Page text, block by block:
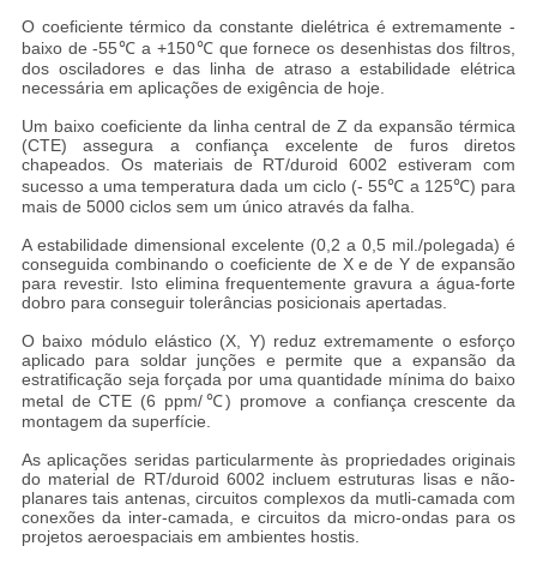
O coeficiente térmico da constante dielétrica é extremamente -
baixo de -55℃ a +150℃ que fornece os desenhistas dos filtros,
dos osciladores e das linha de atraso a estabilidade elétrica
necessária em aplicações de exigência de hoje.
Um baixo coeficiente da linha central de Z da expansão térmica
(CTE) assegura a confiança excelente de furos diretos
chapeados. Os materiais de RT/duroid 6002 estiveram com
sucesso a uma temperatura dada um ciclo (- 55℃ a 125℃) para
mais de 5000 ciclos sem um único através da falha.
A estabilidade dimensional excelente (0,2 a 0,5 mil./polegada) é
conseguida combinando o coeficiente de X e de Y de expansão
para revestir. Isto elimina frequentemente gravura a água-forte
dobro para conseguir tolerâncias posicionais apertadas.
O baixo módulo elástico (X, Y) reduz extremamente o esforço
aplicado para soldar junções e permite que a expansão da
estratificação seja forçada por uma quantidade mínima do baixo
metal de CTE (6 ppm/℃) promove a confiança crescente da
montagem da superfície.
As aplicações seridas particularmente às propriedades originais
do material de RT/duroid 6002 incluem estruturas lisas e não-
planares tais antenas, circuitos complexos da mutli-camada com
conexões da inter-camada, e circuitos da micro-ondas para os
projetos aeroespaciais em ambientes hostis.